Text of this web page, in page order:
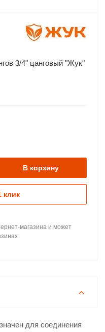
3/4" цанговый "Жук"
В корзину
клик
магазина и может
для соединения